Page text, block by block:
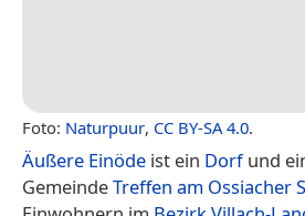
Foto: Naturpuur, CC BY-SA 4.0.
Äußere Einöde ist ein Dorfund
GemeindeTreffen am Ossiacher